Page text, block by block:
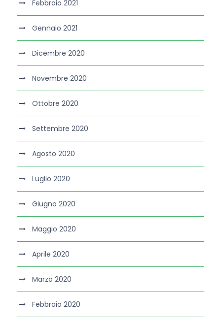
Febbraio 2021
Gennaio 2021
Dicembre 2020
Novembre 2020
Ottobre 2020
Settembre 2020
Agosto 2020
Luglio 2020
Giugno 2020
Maggio 2020
Aprile 2020
Marzo 2020
Febbraio 2020